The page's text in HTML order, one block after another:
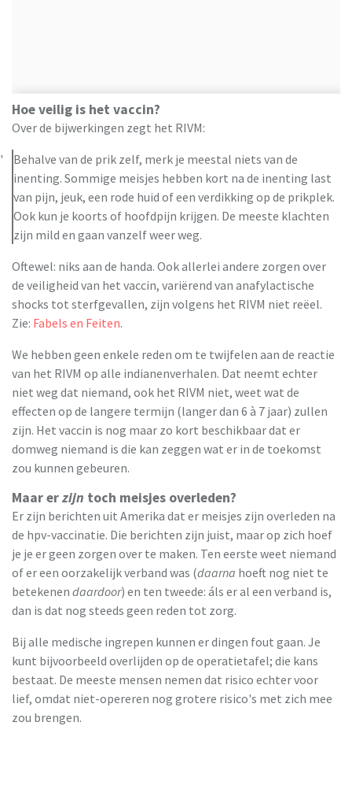
Hoe veilig is het vaccin?
Over de bijwerkingen zegt het RIVM:
Behalve van de prik zelf, merk je meestal niets van de
inenting. Sommige meisjes hebben kort na de inenting last
van pijn, jeuk, een rode huid of een verdikking op de prikplek.
Ook kun je koorts of hoofdpijn krijgen. De meeste klachten
zijn mild en gaan vanzelf weer weg.
Oftewel: niks aan de handa. Ook allerlei andere zorgen over
de veiligheid van het vaccin, variërend van anafylactische
shocks tot sterfgevallen, zijn volgens het RIVM niet reëel.
Zie: Fabels en Feiten.
We hebben geen enkele reden om te twijfelen aan de reactie
van het RIVM op alle indianenverhalen. Dat neemt echter
niet weg dat niemand, ook het RIVM niet, weet wat de
effecten op de langere termijn (langer dan 6 à 7 jaar) zullen
zijn. Het vaccin is nog maar zo kort beschikbaar dat er
domweg niemand is die kan zeggen wat er in de toekomst
zou kunnen gebeuren.
Maar erzijn toch meisjes overleden?
Er zijn berichten uit Amerika dat er meisjes zijn overleden na
de hpv-vaccinatie. Die berichten zijn juist, maar op zich hoef
je je er geen zorgen over te maken. Ten eerste weet niemand
of er een oorzakelijk verband was (daarna hoeft nog niet te
betekenen daardoor) en ten tweede: áls er al een verband is,
dan is dat nog steeds geen reden tot zorg.
Bij alle medische ingrepen kunnen er dingen fout gaan. Je
kunt bijvoorbeeld overlijden op de operatietafel; die kans
bestaat. De meeste mensen nemen dat risico echter voor
lief, omdat niet-opereren nog grotere risico's met zich mee
zou brengen.